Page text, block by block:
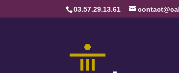
03.57.29.13.61